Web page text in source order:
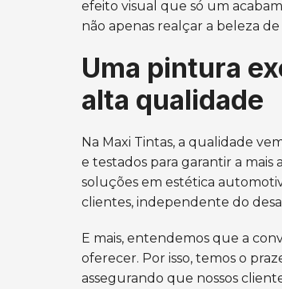
efeito visual que só um
não apenas realçar a beleza
Uma pintura
alta qualidade
Na Maxi Tintas, a qualidade
e testados para garantir a
soluções em estética
clientes, independente do
E mais, entendemos que a
oferecer. Por isso, temos o
assegurando que nossos